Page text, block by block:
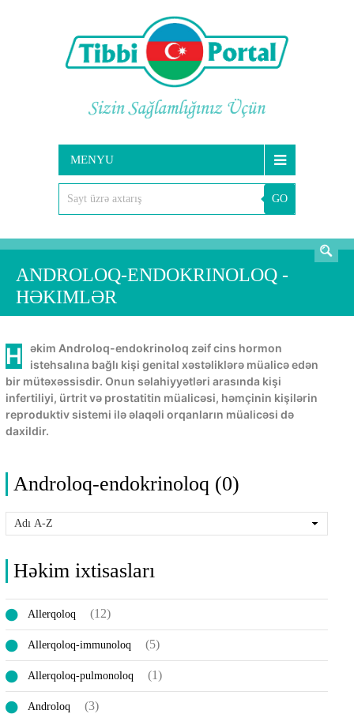
MENYU
GO
AXTARIŞ
ANDROLOQ-ENDOKRINOLOQ -
HƏKIMLƏR
Həkim Androloq-endokrinoloq zəif cins hormon
istehsalına bağlı kişi genital xəstəliklərə müalicə edən
bir mütəxəssisdir. Onun səlahiyyətləri arasında kişi
infertiliyi, ürtrit və prostatitin müalicəsi, həmçinin kişilərin
reproduktiv sistemi ilə əlaqəli orqanların müalicəsi də
daxildir.
Androloq-endokrinoloq (0)
Həkim ixtisasları
Allerqoloq (12)
Allerqoloq-immunoloq (5)
Allerqoloq-pulmonoloq (1)
Androloq (3)